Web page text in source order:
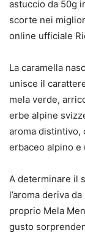
astuccio da 50g
scorte nei
online ufficiale
La caramella
unisce il
mela verde,
erbe alpine
aroma distintivo,
erbaceo alpino e
A determinare il
l’aroma deriva
proprio Mela
gusto